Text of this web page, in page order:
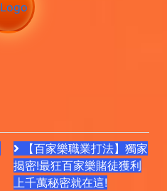
【百家樂職業打法】獨家
揭密!最狂百家樂賭徒獲利
上千萬秘密就在這!